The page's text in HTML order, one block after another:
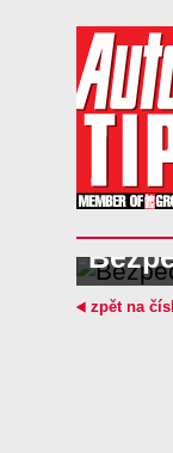
zpět na